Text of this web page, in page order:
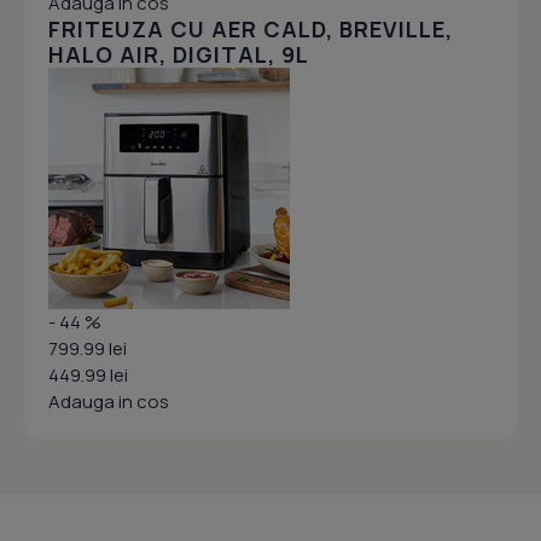
FRITEUZA CU AER CALD, BREVILLE,
HALO AIR, DIGITAL, 9L
- 44 %
799.99 lei
449.99 lei
Adauga in cos